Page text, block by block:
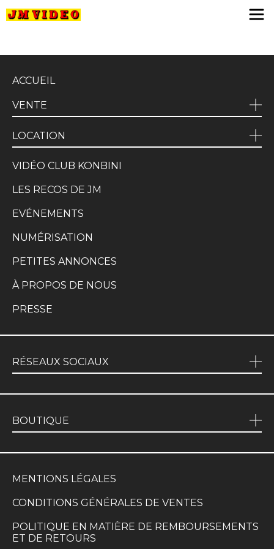
ACCUEIL
VENTE
LOCATION
VIDÉO CLUB KONBINI
LES RECOS DE JM
EVÉNEMENTS
NUMÉRISATION
PETITES ANNONCES
À PROPOS DE NOUS
PRESSE
RÉSEAUX SOCIAUX
BOUTIQUE
MENTIONS LÉGALES
CONDITIONS GÉNÉRALES DE VENTES
POLITIQUE EN MATIÈRE DE REMBOURSEMENTS
ET DE RETOURS